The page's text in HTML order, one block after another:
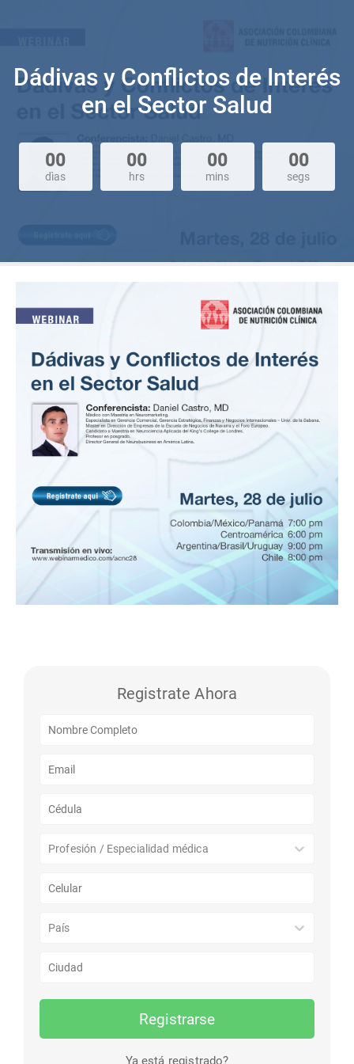
Dádivas y Conflictos de Interés
en el Sector Salud
00
dìas
00
hrs
00
mins
00
segs
Registrate Ahora
Profesión / Especialidad médica
País
Registrarse
Ya está registrado?